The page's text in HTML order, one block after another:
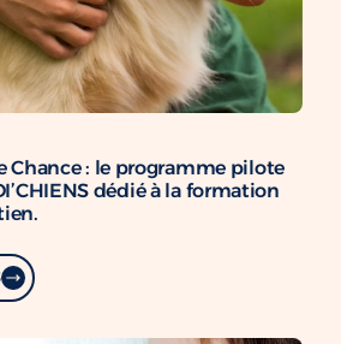
Chance : le programme pilote
dédié à la formation